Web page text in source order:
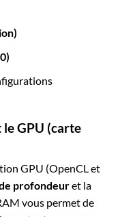
GPU (carte
GPU (OpenCL et
profondeuret la
vous permet de